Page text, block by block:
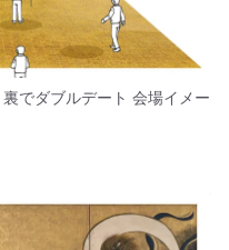
でダブルデート 会場イメー